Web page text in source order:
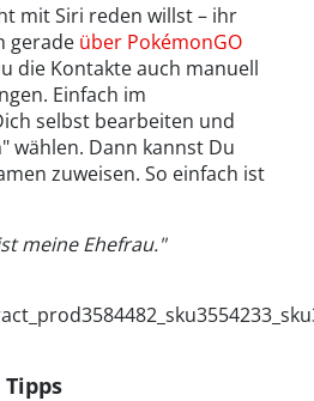
mit Siri reden willst – ihr
gerade über PokémonGO
die Kontakte auch manuell
Einfach im
selbst bearbeiten und
wählen. Dann kannst Du
zuweisen. So einfach ist
meine Ehefrau."